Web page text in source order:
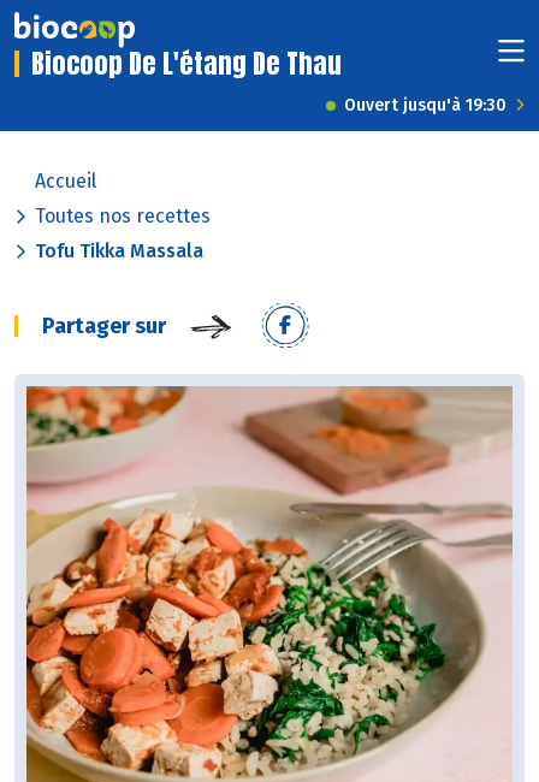
Biocoop De L'étang De Thau
Ouvert jusqu'à 19:30
Accueil
Toutes nos recettes
Tofu Tikka Massala
Partager sur